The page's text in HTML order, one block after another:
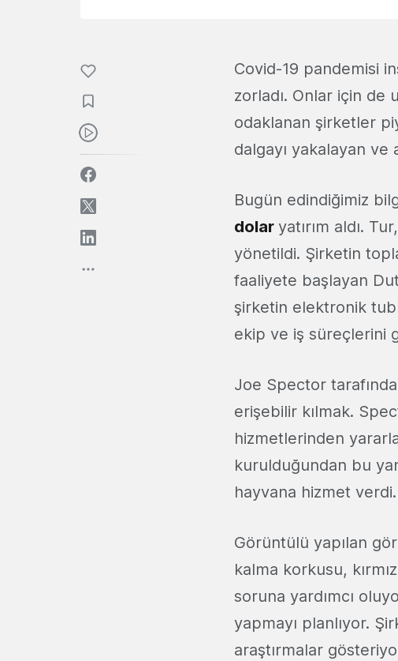
Covid-19 pandemisi
zorladı. Onlar için de
odaklanan şirketler
dalgayı yakalayan ve
Bugün edindiğimiz
dolar yatırım aldı. Tur,
yönetildi. Şirketin
faaliyete başlayan
şirketin elektronik
ekip ve iş süreçlerini
Joe Spector
erişebilir kılmak.
hizmetlerinden
kurulduğundan bu
hayvana hizmet verdi.
Görüntülü yapılan
kalma korkusu,
soruna yardımcı
yapmayı planlıyor.
araştırmalar